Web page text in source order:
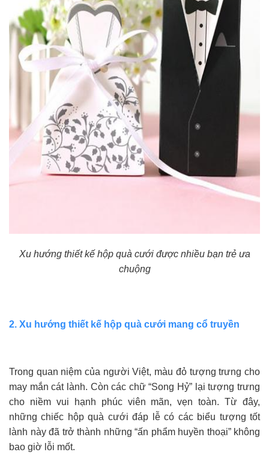
Xu hướng thiết kế hộp quà cưới được nhiều bạn trẻ ưa
chuộng
2. Xu hướng thiết kế hộp quà cưới mang cổ truyền
Trong quan niệm của người Việt, màu đỏ tượng trưng cho
may mắn cát lành. Còn các chữ “Song Hỷ” lại tượng trưng
cho niềm vui hạnh phúc viên mãn, vẹn toàn. Từ đây,
những chiếc hộp quà cưới đáp lễ có các biểu tượng tốt
lành này đã trở thành những “ấn phẩm huyền thoại” không
bao giờ lỗi mốt.